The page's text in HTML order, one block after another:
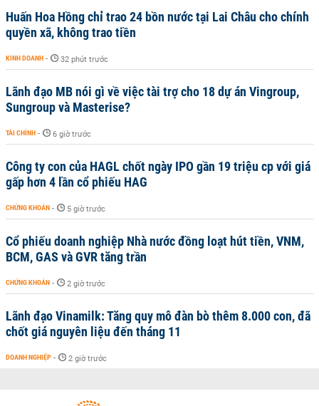
Huấn Hoa Hồng chỉ trao 24 bồn nước tại Lai Châu cho chính
quyền xã, không trao tiền
KINH DOANH - 32 phút trước
Lãnh đạo MB nói gì về việc tài trợ cho 18 dự án Vingroup,
Sungroup và Masterise?
TÀI CHÍNH - 6 giờ trước
Công ty con của HAGL chốt ngày IPO gần 19 triệu cp với giá
gấp hơn 4 lần cổ phiếu HAG
CHỨNG KHOÁN - 5 giờ trước
Cổ phiếu doanh nghiệp Nhà nước đồng loạt hút tiền, VNM,
BCM, GAS và GVR tăng trần
CHỨNG KHOÁN - 2 giờ trước
Lãnh đạo Vinamilk: Tăng quy mô đàn bò thêm 8.000 con, đã
chốt giá nguyên liệu đến tháng 11
DOANH NGHIỆP - 2 giờ trước